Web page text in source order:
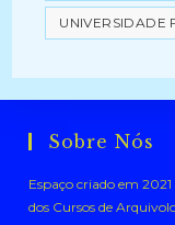
UNIVERSIDADE
Sobre Nós
Espaço criado em
dos Cursos de